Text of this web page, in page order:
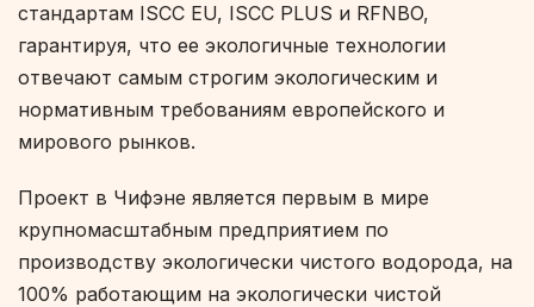
стандартам ISCC EU, ISCC PLUS и RFNBO,
гарантируя, что ее экологичные технологии
отвечают самым строгим экологическим и
нормативным требованиям европейского и
мирового рынков.
Проект в Чифэне является первым в мире
крупномасштабным предприятием по
производству экологически чистого водорода, на
100% работающим на экологически чистой